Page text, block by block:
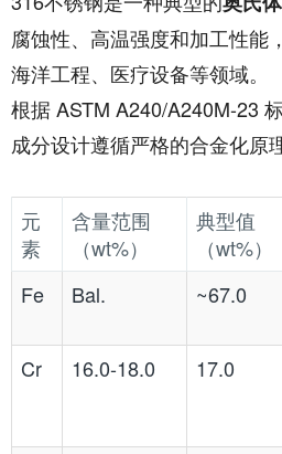
腐蚀性、高温强度和加工性能
海洋工程、医疗设备等领域。
根据 ASTM A240/A240M-23
成分设计遵循严格的合金化原
元
素
含量范围
（wt%）
典型值
（wt%）
Fe
Bal. ~67.0
Cr
16.0-18.0 17.0